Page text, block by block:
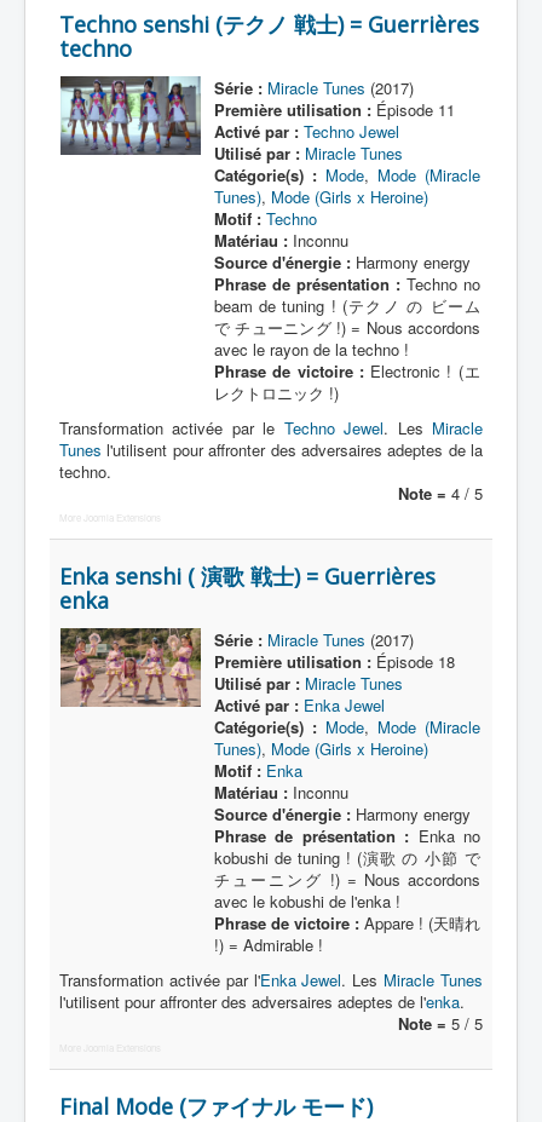
Techno senshi (テクノ 戦士) = Guerrières
techno
Série : Miracle Tunes (2017)
Première utilisation :Épisode 11
Activé par : Techno Jewel
Utilisé par : Miracle Tunes
Catégorie(s) : Mode, Mode (Miracle
Tunes), Mode (Girls x Heroine)
Motif : Techno
Matériau :Inconnu
Source d'énergie :Harmony energy
Phrase de présentation :Techno no
beam de tuning ! (テクノ の ビーム
で チューニング !) = Nous accordons
avec le rayon de la techno !
Phrase de victoire :Electronic ! (エ
レクトロニック !)
Transformation activée par le Techno Jewel. Les Miracle
Tunes l'utilisent pour affronter des adversaires adeptes de la
techno.
Note = 4 / 5
More Joomla Extensions
Enka senshi ( 演歌 戦士) = Guerrières
enka
Série : Miracle Tunes (2017)
Première utilisation :Épisode 18
Utilisé par : Miracle Tunes
Activé par : Enka Jewel
Catégorie(s) : Mode, Mode (Miracle
Tunes), Mode (Girls x Heroine)
Motif : Enka
Matériau :Inconnu
Source d'énergie :Harmony energy
Phrase de présentation : Enka no
kobushi de tuning ! (演歌 の 小節 で
チューニング !) = Nous accordons
avec le kobushi de l'enka !
Phrase de victoire :Appare ! (天晴れ
!) = Admirable !
Transformation activée par l'Enka Jewel. Les Miracle Tunes
l'utilisent pour affronter des adversaires adeptes de l'enka.
Note = 5 / 5
More Joomla Extensions
Final Mode (ファイナル モード)